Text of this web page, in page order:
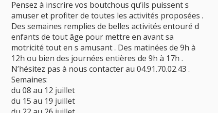
Pensez à inscrire vos boutchous qu’ils puissent s
amuser et profiter de toutes les activités proposées .
Des semaines remplies de belles activités entouré d
enfants de tout âge pour mettre en avant sa
motricité tout en s amusant . Des matinées de 9h à
12h ou bien des journées entières de 9h à 17h .
N’hésitez pas à nous contacter au 04.91.70.02.43 .
Semaines:
du 08 au 12 juillet
du 15 au 19 juillet